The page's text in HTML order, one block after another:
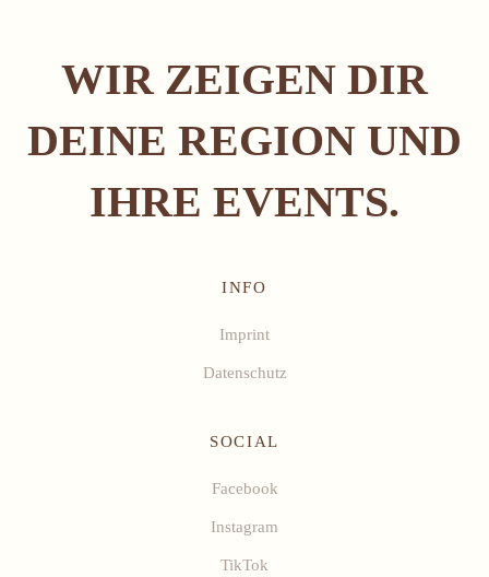
WIR ZEIGEN DIR
DEINE REGION UND
IHRE EVENTS.
INFO
Imprint
Datenschutz
SOCIAL
Facebook
Instagram
TikTok